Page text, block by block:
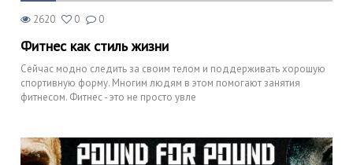
2620 0 0
Фитнес как стиль жизни
Сейчас модно следить за своим телом и поддерживать хорошую
спортивную форму. Многим людям в этом помогают занятия
фитнесом. Фитнес - это не просто увле